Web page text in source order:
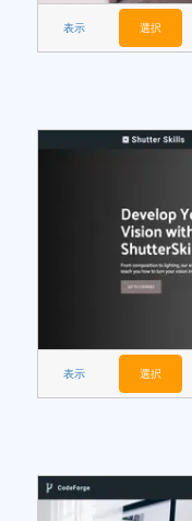
表示 選択
表示 選択